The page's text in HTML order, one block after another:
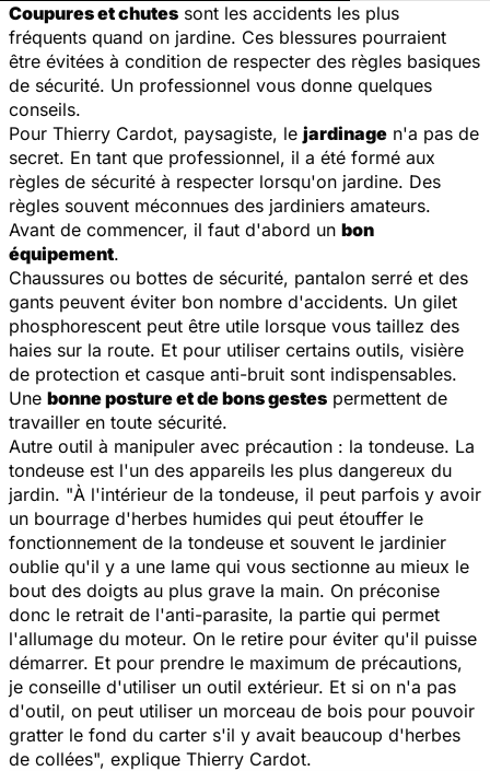
Coupures et chutes sont les accidents les plus
fréquents quand on jardine. Ces blessures pourraient
être évitées à condition de respecter des règles basiques
de sécurité. Un professionnel vous donne quelques
conseils.
Pour Thierry Cardot, paysagiste, le jardinage n'a pas de
secret. En tant que professionnel, il a été formé aux
règles de sécurité à respecter lorsqu'on jardine. Des
règles souvent méconnues des jardiniers amateurs.
Avant de commencer, il faut d'abord un bon
équipement.
Chaussures ou bottes de sécurité, pantalon serré et des
gants peuvent éviter bon nombre d'accidents. Un gilet
phosphorescent peut être utile lorsque vous taillez des
haies sur la route. Et pour utiliser certains outils, visière
de protection et casque anti-bruit sont indispensables.
Une bonne posture et de bons gestes permettent de
travailler en toute sécurité.
Autre outil à manipuler avec précaution : la tondeuse. La
tondeuse est l'un des appareils les plus dangereux du
jardin. "À l'intérieur de la tondeuse, il peut parfois y avoir
un bourrage d'herbes humides qui peut étouffer le
fonctionnement de la tondeuse et souvent le jardinier
oublie qu'il y a une lame qui vous sectionne au mieux le
bout des doigts au plus grave la main. On préconise
donc le retrait de l'anti-parasite, la partie qui permet
l'allumage du moteur. On le retire pour éviter qu'il puisse
démarrer. Et pour prendre le maximum de précautions,
je conseille d'utiliser un outil extérieur. Et si on n'a pas
d'outil, on peut utiliser un morceau de bois pour pouvoir
gratter le fond du carter s'il y avait beaucoup d'herbes
de collées", explique Thierry Cardot.